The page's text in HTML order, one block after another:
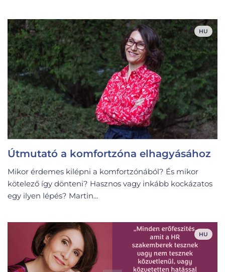
HU
Útmutató a komfortzóna elhagyásához
Mikor érdemes kilépni a komfortzónából? És mikor
kötelező így dönteni? Hasznos vagy inkább kockázatos
egy ilyen lépés? Martin...
HU